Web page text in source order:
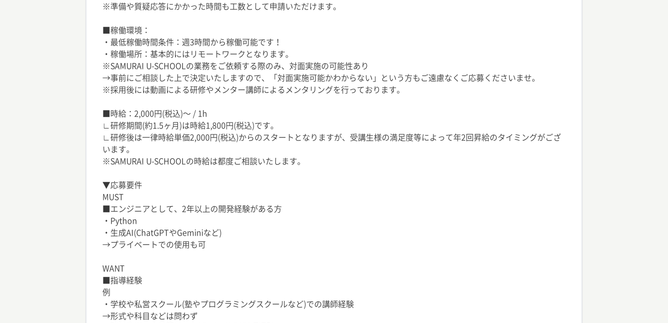
※準備や質疑応答にかかった時間も工数として申請いただけます。
■稼働環境：
・最低稼働時間条件：週3時間から稼働可能です！
・稼働場所：基本的にはリモートワークとなります。
※SAMURAI U-SCHOOLの業務をご依頼する際のみ、対面実施の可能性あり
→事前にご相談した上で決定いたしますので、「対面実施可能かわからない」という方もご遠慮なくご応募くださいませ。
※採用後には動画による研修やメンター講師によるメンタリングを行っております。
■時給：2,000円(税込)〜 / 1h
∟研修期間(約1.5ヶ月)は時給1,800円(税込)です。
∟研修後は一律時給単価2,000円(税込)からのスタートとなりますが、受講生様の満足度等によって年2回昇給のタイミングがござ
います。
※SAMURAI U-SCHOOLの時給は都度ご相談いたします。
▼応募要件
MUST
■エンジニアとして、2年以上の開発経験がある方
・Python
・生成AI(ChatGPTやGeminiなど)
→プライベートでの使用も可
WANT
■指導経験
例
・学校や私営スクール(塾やプログラミングスクールなど)での講師経験
→形式や科目などは問わず